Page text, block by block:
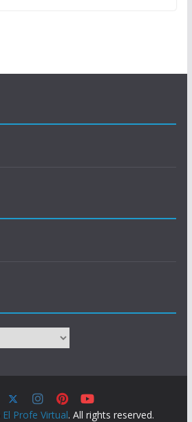
El Profe Virtual. All rights reserved.